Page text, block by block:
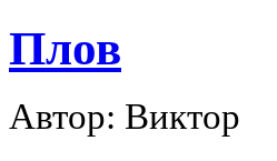
Плов
Автор: Виктор